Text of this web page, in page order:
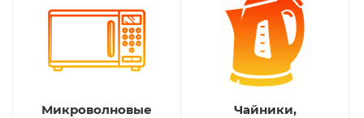
Микроволновые
Чайники,